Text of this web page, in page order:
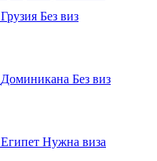
Грузия Без виз
Доминикана Без виз
Египет Нужна виза